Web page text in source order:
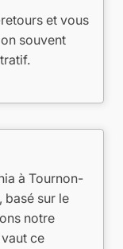
et vous
souvent
à Tournon-
basé sur le
notre
ce